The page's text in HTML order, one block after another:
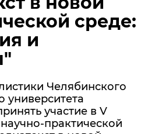
среде:
и
Челябинского
университета
участие в V
практической